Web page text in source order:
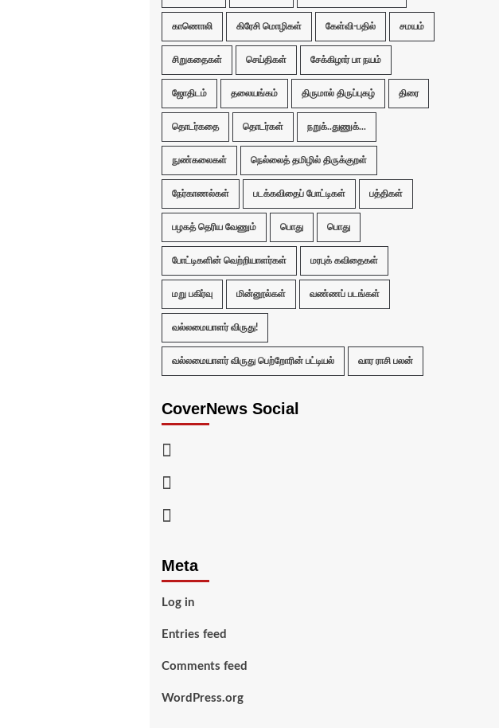
காணொலி கிரேசி மொழிகள் கேள்வி-பதில் சமயம்
சிறுகதைகள் செய்திகள் சேக்கிழார் பா நயம்
ஜோதிடம் தலையங்கம் திருமால் திருப்புகழ் திரை
தொடர்கதை தொடர்கள் நறுக்..துணுக்...
நுண்கலைகள் நெல்லைத் தமிழில் திருக்குறள்
நேர்காணல்கள் படக்கவிதைப் போட்டிகள் பத்திகள்
பழகத் தெரிய வேணும் பொது பொது
போட்டிகளின் வெற்றியாளர்கள் மரபுக் கவிதைகள்
மறு பகிர்வு மின்னூல்கள் வண்ணப் படங்கள்
வல்லமையாளர் விருது!
வல்லமையாளர் விருது பெற்றோரின் பட்டியல் வார ராசி பலன்
CoverNews Social
Meta
Log in
Entries feed
Comments feed
WordPress.org